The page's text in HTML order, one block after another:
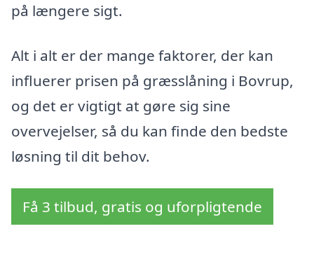
på længere sigt.
Alt i alt er der mange faktorer, der kan
influerer prisen på græsslåning i Bovrup,
og det er vigtigt at gøre sig sine
overvejelser, så du kan finde den bedste
løsning til dit behov.
Få 3 tilbud, gratis og uforpligtende